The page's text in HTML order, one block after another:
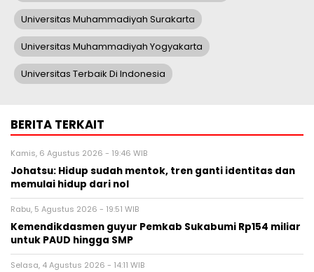
Universitas Muhammadiyah Surakarta
Universitas Muhammadiyah Yogyakarta
Universitas Terbaik Di Indonesia
BERITA TERKAIT
Kamis, 6 Agustus 2026 - 19:46 WIB
Johatsu: Hidup sudah mentok, tren ganti identitas dan
memulai hidup dari nol
Rabu, 5 Agustus 2026 - 19:51 WIB
Kemendikdasmen guyur Pemkab Sukabumi Rp154 miliar
untuk PAUD hingga SMP
Selasa, 4 Agustus 2026 - 14:11 WIB